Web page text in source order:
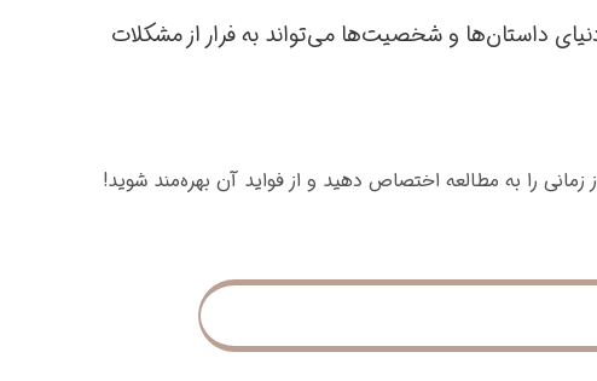
داستان‌ها و شخصیت‌ها می‌تواند به فرار از مشکلات
را به مطالعه اختصاص دهید و از فواید آن بهره‌مند شوید!